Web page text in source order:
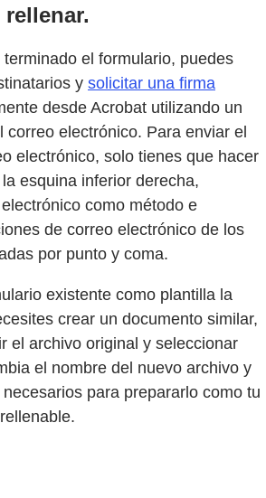
el formulario, puedes
y solicitar una firma
desde Acrobat utilizando un
correo electrónico. Para enviar el
electrónico, solo tienes que hacer
esquina inferior derecha,
como método e
de correo electrónico de los
por punto y coma.
existente como plantilla la
crear un documento similar,
el archivo original y seleccionar
el nombre del nuevo archivo y
para prepararlo como tu